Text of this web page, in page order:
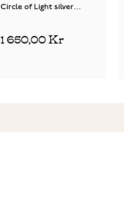
Circle of Light silver
1 650,00 Kr